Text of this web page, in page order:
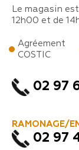
Le magasin
12h00 et de
Agréement
COSTIC
02 97
RAMONAGE/
02 97